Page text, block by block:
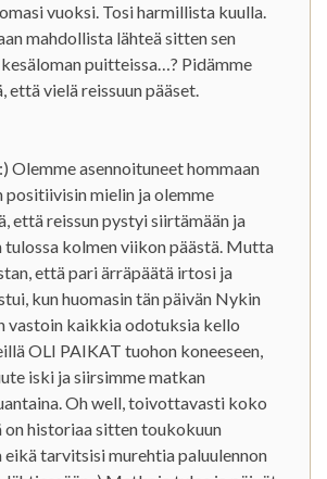
vuoksi. Tosi harmillista kuulla.
mahdollista lähteä sitten sen
puitteissa…? Pidämme
että vielä reissuun pääset.
Olemme asennoituneet hommaan
positiivisin mielin ja olemme
että reissun pystyi siirtämään ja
tulossa kolmen viikon päästä. Mutta
että pari ärräpäätä irtosi ja
kun huomasin tän päivän Nykin
vastoin kaikkia odotuksia kello
OLI PAIKAT tuohon koneeseen,
iski ja siirsimme matkan
Oh well, toivottavasti koko
on historiaa sitten toukokuun
tarvitsisi murehtia paluulennon